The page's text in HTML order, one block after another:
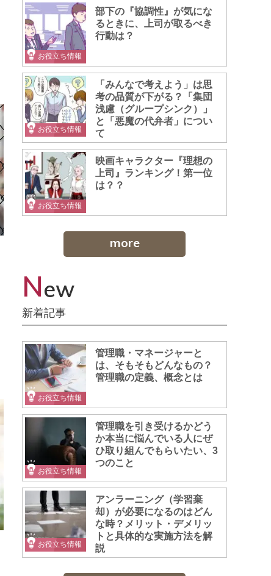
お役立ち情報
部下の『協調性』が気にな
るときに、上司が取るべき
行動は？
お役立ち情報
「みんなで考えよう」は思
考の品質が下がる？「集団
浅慮（グループシンク）」
と「悪魔の代弁者」につい
て
お役立ち情報
映画キャラクター『理想の
上司』ランキング！第一位
は？？
more
New
新着記事
お役立ち情報
管理職・マネージャーと
は、そもそもどんなもの？
管理職の定義、概念とは
お役立ち情報
管理職を引き受けるかどう
か本当に悩んでいる人にぜ
ひ取り組んでもらいたい、3
つのこと
お役立ち情報
アンラーニング（学習棄
却）が必要になるのはどん
な時？メリット・デメリッ
トと具体的な実施方法を解
説